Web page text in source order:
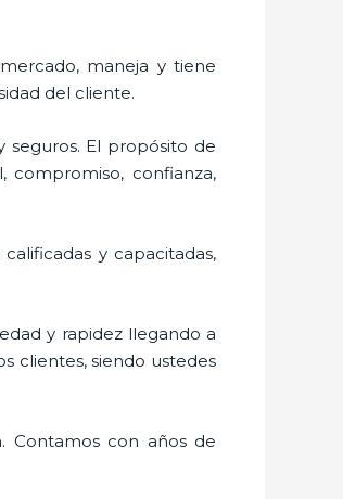
maneja y tiene
del cliente.
El propósito de
compromiso, confianza,
calificadas y capacitadas,
y rapidez llegando a
clientes, siendo ustedes
Contamos con años de